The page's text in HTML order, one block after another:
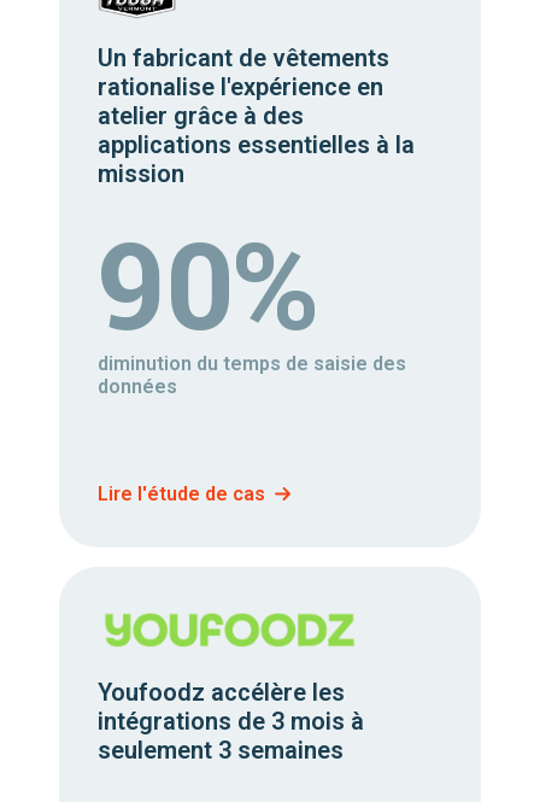
Un fabricant de vêtements
rationalise l'expérience en
atelier grâce à des
applications essentielles à la
mission
90%
diminution du temps de saisie des
données
Lire l'étude de cas
Youfoodz accélère les
intégrations de 3 mois à
seulement 3 semaines